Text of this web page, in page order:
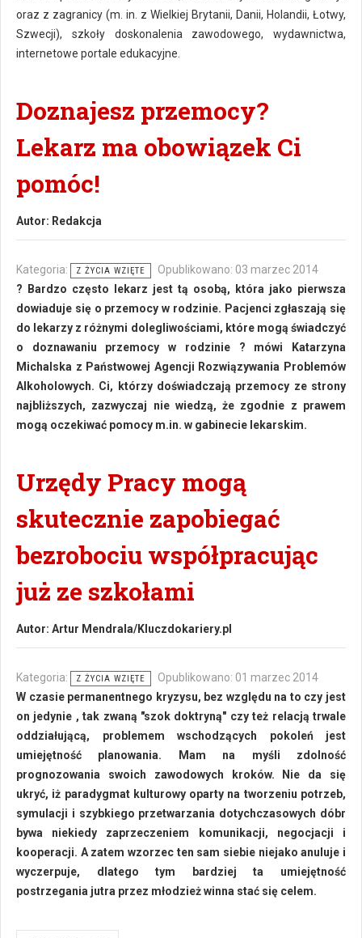
oraz z zagranicy (m. in. z Wielkiej Brytanii, Danii, Holandii, Łotwy,
Szwecji), szkoły doskonalenia zawodowego, wydawnictwa,
internetowe portale edukacyjne.
Doznajesz przemocy?
Lekarz ma obowiązek Ci
pomóc!
Autor: Redakcja
Kategoria: Z ŻYCIA WZIĘTE
Opublikowano: 03 marzec 2014
? Bardzo często lekarz jest tą osobą, która jako pierwsza
dowiaduje się o przemocy w rodzinie. Pacjenci zgłaszają się
do lekarzy z różnymi dolegliwościami, które mogą świadczyć
o doznawaniu przemocy w rodzinie ? mówi Katarzyna
Michalska z Państwowej Agencji Rozwiązywania Problemów
Alkoholowych. Ci, którzy doświadczają przemocy ze strony
najbliższych, zazwyczaj nie wiedzą, że zgodnie z prawem
mogą oczekiwać pomocy m.in. w gabinecie lekarskim.
Urzędy Pracy mogą
skutecznie zapobiegać
bezrobociu współpracując
już ze szkołami
Autor: Artur Mendrala/Kluczdokariery.pl
Kategoria: Z ŻYCIA WZIĘTE
Opublikowano: 01 marzec 2014
W czasie permanentnego kryzysu, bez względu na to czy jest
on jedynie , tak zwaną "szok doktryną" czy też relacją trwale
oddziałującą, problemem wschodzących pokoleń jest
umiejętność planowania. Mam na myśli zdolność
prognozowania swoich zawodowych kroków. Nie da się
ukryć, iż paradygmat kulturowy oparty na tworzeniu potrzeb,
symulacji i szybkiego przetwarzania dotychczasowych dóbr
bywa niekiedy zaprzeczeniem komunikacji, negocjacji i
kooperacji. A zatem wzorzec ten sam siebie niejako anuluje i
wyczerpuje, dlatego tym bardziej ta umiejętność
postrzegania jutra przez młodzież winna stać się celem.